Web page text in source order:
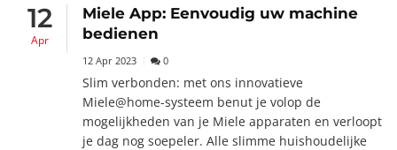
12
Apr
Miele App: Eenvoudig uw machine
bedienen
12 Apr 2023 0
Slim verbonden: met ons innovatieve
Miele@home-systeem benut je volop de
mogelijkheden van je Miele apparaten en verloopt
je dag nog soepeler. Alle slimme huishoudelijke